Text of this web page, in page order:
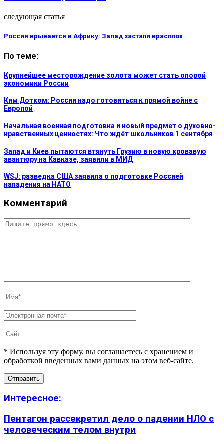
следующая статья
Россия врывается в Африку: Запад застали врасплох
По теме:
Крупнейшее месторождение золота может стать опорой
экономики России
Ким Дотком: России надо готовиться к прямой войне с
Европой
Начальная военная подготовка и новый предмет о духовно-
нравственных ценностях: Что ждёт школьников 1 сентября
Запад и Киев пытаются втянуть Грузию в новую кровавую
авантюру на Кавказе, заявили в МИД
WSJ: разведка США заявила о подготовке Россией
нападения на НАТО
Комментарий
* Используя эту форму, вы соглашаетесь с хранением и
обработкой введенных вами данных на этом веб-сайте.
Интересное:
Пентагон рассекретил дело о падении НЛО с
человеческим телом внутри